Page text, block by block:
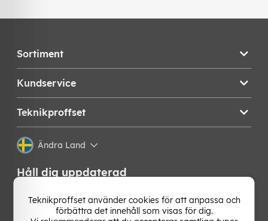
Sortiment
Kundservice
Teknikproffset
Ändra Land
Håll dig uppdaterad
Få de senaste nyheterna, hetaste erbjudandena och
bästa tipsen från oss direkt i din mejlkorg. Signa upp på
Teknikproffset använder cookies för att anpassa och
förbättra det innehåll som visas för dig.